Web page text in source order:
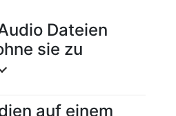
Dateien
sie zu
auf einem